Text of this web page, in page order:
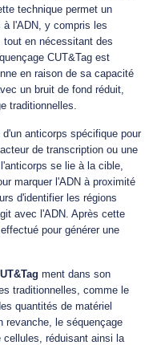
technique permet un
l'ADN, y compris les
en nécessitant des
CUT&Tag est
en raison de sa capacité
un bruit de fond réduit,
traditionnelles.
anticorps spécifique pour
de transcription ou une
se lie à la cible,
marquer l'ADN à proximité
d'identifier les régions
avec l'ADN. Après cette
pour générer une
ment dans son
traditionnelles, comme le
quantités de matériel
revanche, le séquençage
cellules, réduisant ainsi la